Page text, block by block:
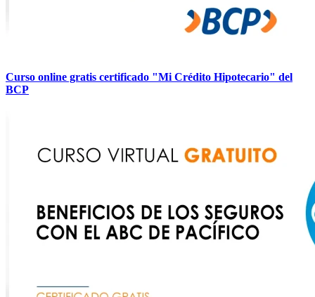
Curso online gratis certificado "Mi Crédito Hipotecario" del
BCP